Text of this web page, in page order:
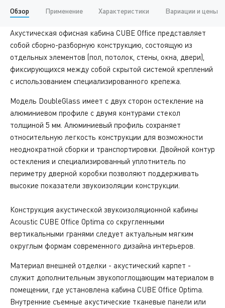
Обзор Применение Характеристики Вариации и цены
Акустическая офисная кабина CUBE Office представляет
собой сборно-разборную конструкцию, состоящую из
отдельных элементов (пол, потолок, стены, окна, двери),
фиксирующихся между собой скрытой системой креплений
с использованием специализированного крепежа.
Модель DoubleGlass имеет с двух сторон остекление на
алюминиевом профиле с двумя контурами стекол
толщиной 5 мм. Алюминиевый профиль сохраняет
относительную легкость конструкции для возможности
неоднократной сборки и транспортировки. Двойной контур
остекления и специализированный уплотнитель по
периметру дверной коробки позволяют поддерживать
высокие показатели звукоизоляции конструкции.
Конструкция акустической звукоизоляционной кабины
Acoustic CUBE Office Optima со скругленными
вертикальными гранями следует актуальным мягким
округлым формам современного дизайна интерьеров.
Материал внешней отделки - акустический карпет -
служит дополнительным звукопоглощающим материалом в
помещении, где установлена кабина CUBE Office Optima.
Внутренние съемные акустические тканевые панели или